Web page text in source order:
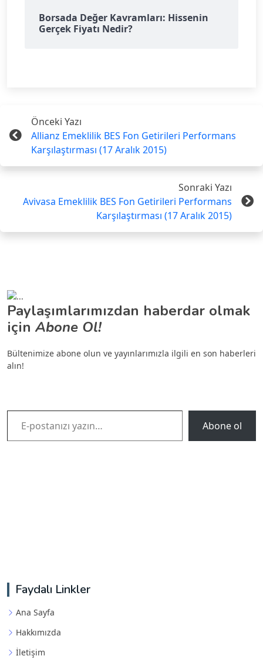
Borsada Değer Kavramları: Hissenin
Gerçek Fiyatı Nedir?
Önceki Yazı
Allianz Emeklilik BES Fon Getirileri Performans
Karşılaştırması (17 Aralık 2015)
Sonraki Yazı
Avivasa Emeklilik BES Fon Getirileri Performans
Karşılaştırması (17 Aralık 2015)
Paylaşımlarımızdan haberdar olmak
için Abone Ol!
Bültenimize abone olun ve yayınlarımızla ilgili en son haberleri
alın!
E-postanızı yazın…
Abone ol
Faydalı Linkler
Ana Sayfa
Hakkımızda
İletişim